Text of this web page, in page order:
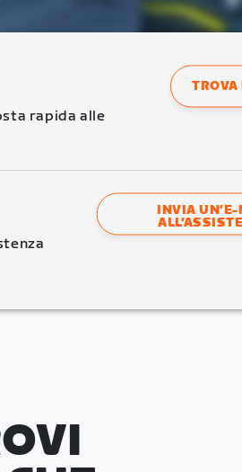
rapida alle
TROVA
INVIA UN’E-